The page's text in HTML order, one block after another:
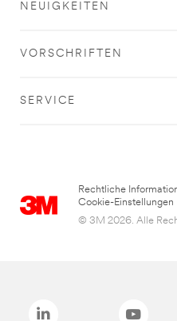
NEUIGKEITEN
VORSCHRIFTEN
SERVICE
Rechtliche
Cookie-Einstellungen
© 3M 2026. Alle